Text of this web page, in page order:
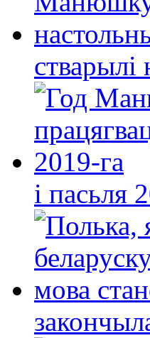
стварылі
і пасьля